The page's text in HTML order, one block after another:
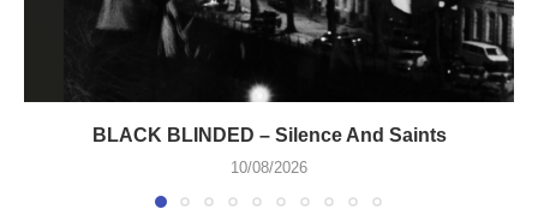
BLACK BLINDED – Silence And Saints
10/08/2026